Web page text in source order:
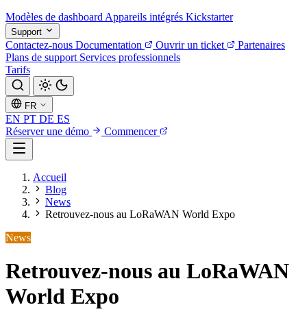
Modèles de dashboard Appareils intégrés Kickstarter
Support
Contactez-nous Documentation Ouvrir un ticket
Partenaires
Plans de support Services professionnels
Tarifs
FR
EN PT DE ES
Réserver une démo
Commencer
Accueil
Blog
News
Retrouvez-nous au LoRaWAN World Expo
News
Retrouvez-nous au LoRaWAN
World Expo